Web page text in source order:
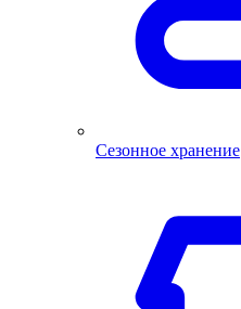
Сезонное хранение